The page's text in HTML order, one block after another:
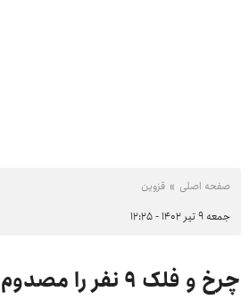
صفحه اصلی قزوین
جمعه ۹ تیر ۱۴۰۲ - ۱۲:۲۵
چرخ و فلک ۹ نفر را مصدوم کرد